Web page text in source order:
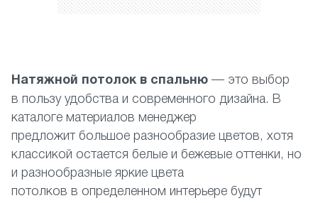
Натяжной потолок в спальню — это выбор
в пользу удобства и современного дизайна. В
каталоге материалов менеджер
предложит большое разнообразие цветов, хотя
классикой остается белые и бежевые оттенки, но
и разнообразные яркие цвета
потолков в определенном интерьере будут